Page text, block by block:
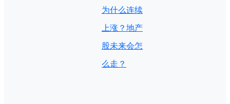
为什么连续
上涨？地产
股未来会怎
么走？